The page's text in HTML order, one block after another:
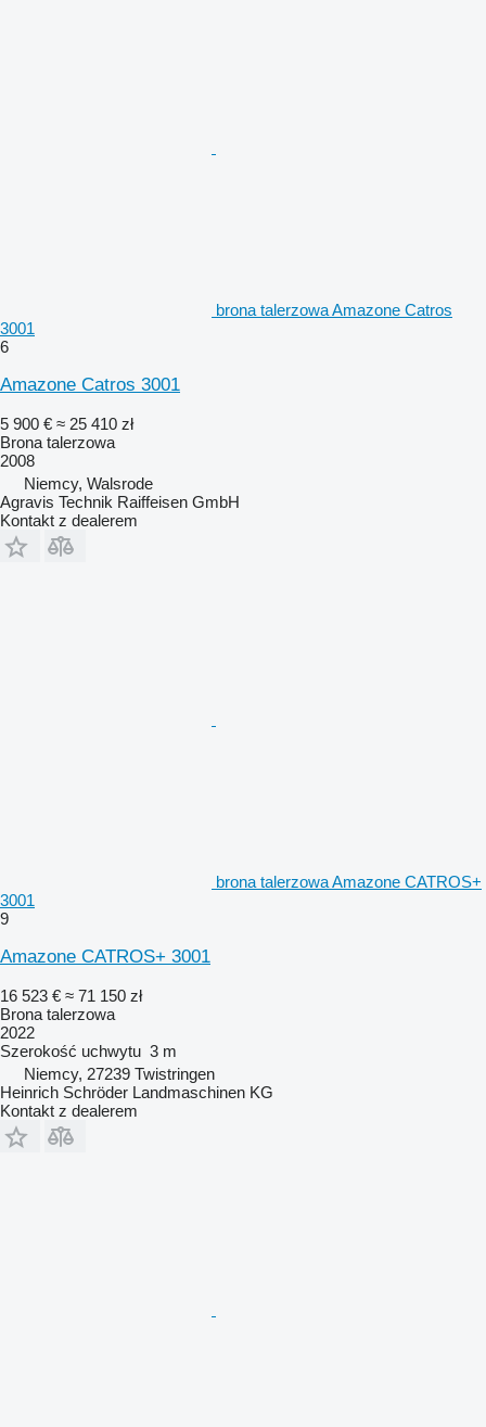
brona talerzowa Amazone Catros
3001
6
Amazone Catros 3001
5 900 € ≈ 25 410 zł
Brona talerzowa
2008
Niemcy, Walsrode
Agravis Technik Raiffeisen GmbH
Kontakt z dealerem
brona talerzowa Amazone CATROS+
3001
9
Amazone CATROS+ 3001
16 523 € ≈ 71 150 zł
Brona talerzowa
2022
Szerokość uchwytu 3 m
Niemcy, 27239 Twistringen
Heinrich Schröder Landmaschinen KG
Kontakt z dealerem